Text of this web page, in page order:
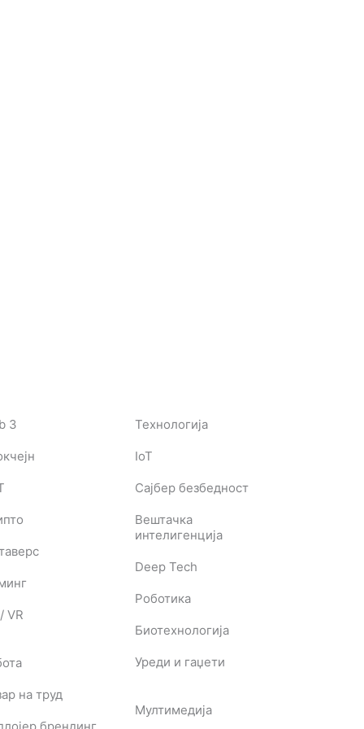
3
VR
на труд
Технологија
IoT
Сајбер безбедност
Вештачка
интелигенција
Deep Tech
Роботика
Биотехнологија
Уреди и гаџети
Мултимедија